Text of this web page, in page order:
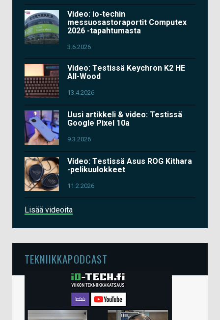
Video: io-techin
messuosastoraportit Computex
2026 -tapahtumasta
3.6.2026
Video: Testissä Keychron K2 HE
All-Wood
13.4.2026
Uusi artikkeli & video: Testissä
Google Pixel 10a
9.3.2026
Video: Testissä Asus ROG Kithara
-pelikuulokkeet
11.2.2026
Lisää videoita
TEKNIIKKAPODCAST